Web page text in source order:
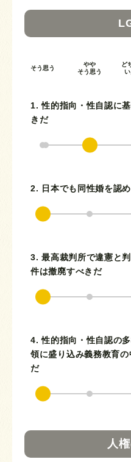
そう思う
やや
そう思う
ど
1. 性的指向・性自認に
きだ
2. 日本でも同性婚を認
3. 最高裁判所で違憲と
件は撤廃すべきだ
4. 性的指向・性自認の
領に盛り込み義務教育
だ
人